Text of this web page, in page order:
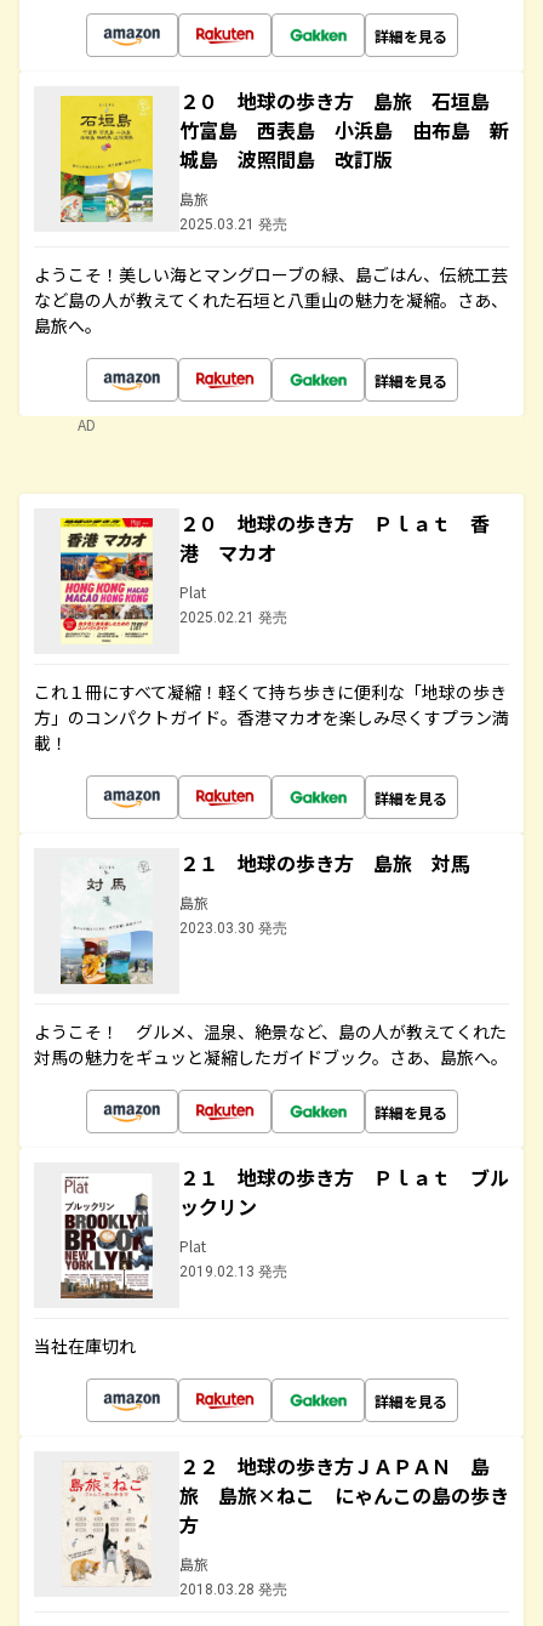
詳細を見る
２０ 地球の歩き方 島旅 石垣島
竹富島 西表島 小浜島 由布島 新
城島 波照間島 改訂版
島旅
2025.03.21 発売
ようこそ！美しい海とマングローブの緑、島ごはん、伝統工芸
など島の人が教えてくれた石垣と八重山の魅力を凝縮。さあ、
島旅へ。
詳細を見る
AD
２０ 地球の歩き方 Ｐｌａｔ 香
港 マカオ
Plat
2025.02.21 発売
これ１冊にすべて凝縮！軽くて持ち歩きに便利な「地球の歩き
方」のコンパクトガイド。香港マカオを楽しみ尽くすプラン満
載！
詳細を見る
２１ 地球の歩き方 島旅 対馬
島旅
2023.03.30 発売
ようこそ！ グルメ、温泉、絶景など、島の人が教えてくれた
対馬の魅力をギュッと凝縮したガイドブック。さあ、島旅へ。
詳細を見る
２１ 地球の歩き方 Ｐｌａｔ ブル
ックリン
Plat
2019.02.13 発売
当社在庫切れ
詳細を見る
２２ 地球の歩き方ＪＡＰＡＮ 島
旅 島旅×ねこ にゃんこの島の歩き
方
島旅
2018.03.28 発売